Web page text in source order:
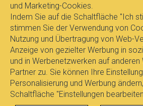
und Marketing-Cookies.
Indem Sie auf die Schaltfläche "Ich
stimmen Sie der Verwendung von
Nutzung und Übertragung von Web-
Anzeige von gezielter Werbung in
und in Werbenetzwerken auf
Partner zu. Sie können Ihre
Personalisierung und Werbung
Schaltfläche "Einstellungen